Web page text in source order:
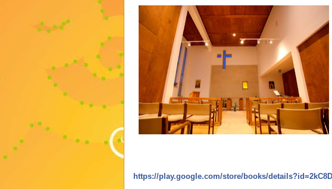
https://play.google.com/store/books/